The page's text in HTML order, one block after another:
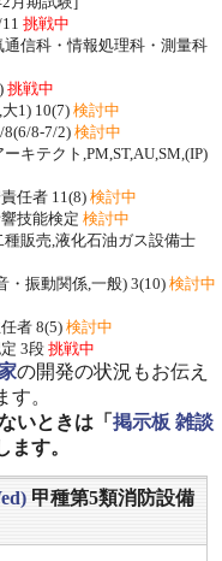
挑戦中
信科・情報処理科・測量科
挑戦中
1) 10(7)検討中
8(6/8-7/2) 検討中
キテクト,PM,ST,AU,SM,(IP)
任者 11(8) 検討中
技能検定 検討中
販売,液化石油ガス設備士
・振動関係,一般) 3(10) 検討中
者 8(5) 検討中
3段 挑戦中
の開発の状況もお伝え
す。
いときは「 掲示板 雑談
ます。
甲種第5類消防設備